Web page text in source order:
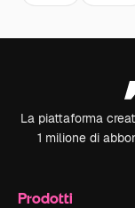
La piattaforma
1 milione di
Prodotti